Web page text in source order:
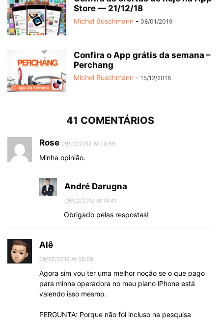
Store — 21/12/18
Michel Buschmann - 08/01/2019
Confira o App grátis da semana –
Perchang
Michel Buschmann - 15/12/2016
41 COMENTÁRIOS
Rose 09/02/2012 At 00:59
Minha opinião.
André Darugna
09/02/2012 At 10:41
Obrigado pelas respostas!
Alê
09/02/2012 At 05:08
Agora sim vou ter uma melhor noção se o que pago
para minha operadora no meu plano iPhone está
valendo isso mesmo.
PERGUNTA: Porque não foi incluso na pesquisa